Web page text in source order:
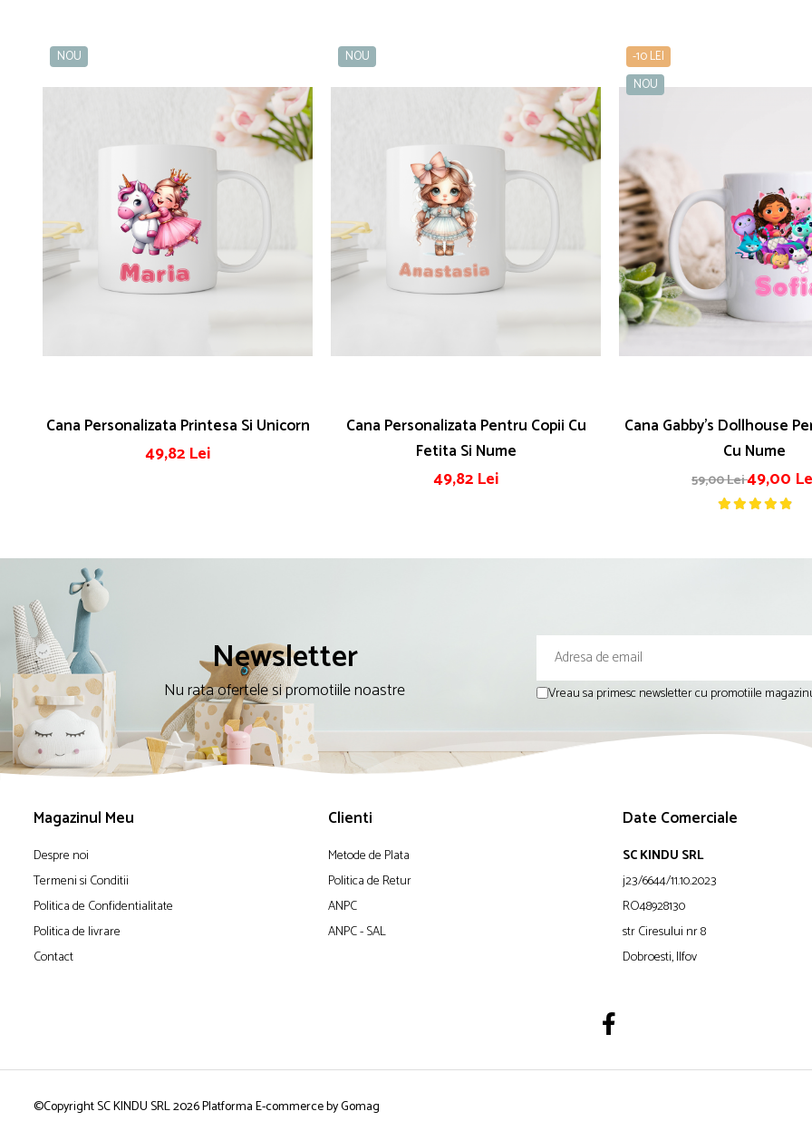
NOU
Cana Personalizata Printesa Si Unicorn
49,82 Lei
NOU
Cana Personalizata Pentru Copii Cu
Fetita Si Nume
49,82 Lei
-10 LEI
NOU
Cana Gabby's Dollhouse
Cu Nume
59,00 Lei49,00
Newsletter
Nu rata ofertele si promotiile noastre Vreau sa primesc newsletter cu promotiile
Magazinul Meu
Despre noi
Termeni si Conditii
Politica de Confidentialitate
Politica de livrare
Contact
Clienti
Metode de Plata
Politica de Retur
ANPC
ANPC - SAL
Date Comerciale
SC KINDU SRL
j23/6644/11.10.2023
RO48928130
str Ciresului nr 8
Dobroesti, Ilfov
©Copyright SC KINDU SRL 2026Platforma E-commerce by Gomag